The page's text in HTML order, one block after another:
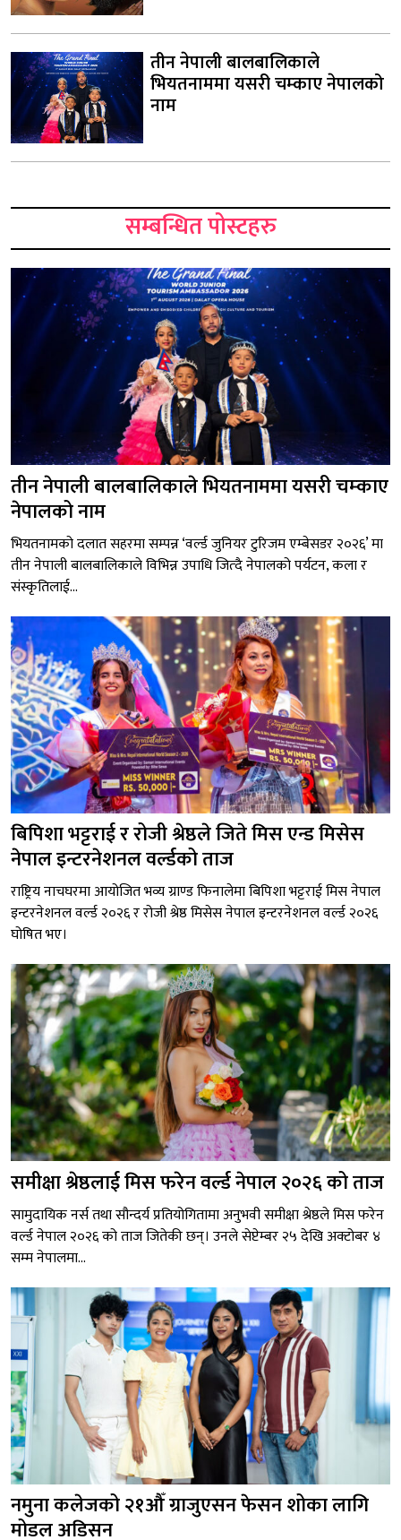
तीन नेपाली बालबालिकाले
भियतनाममा यसरी चम्काए नेपालको
नाम
सम्बन्धित पोस्टहरु
तीन नेपाली बालबालिकाले भियतनाममा यसरी चम्काए
नेपालको नाम
भियतनामको दलात सहरमा सम्पन्न ‘वर्ल्ड जुनियर टुरिजम एम्बेसडर २०२६’ मा
तीन नेपाली बालबालिकाले विभिन्न उपाधि जित्दै नेपालको पर्यटन, कला र
संस्कृतिलाई...
बिपिशा भट्टराई र रोजी श्रेष्ठले जिते मिस एन्ड मिसेस
नेपाल इन्टरनेशनल वर्ल्डको ताज
राष्ट्रिय नाचघरमा आयोजित भव्य ग्राण्ड फिनालेमा बिपिशा भट्टराई मिस नेपाल
इन्टरनेशनल वर्ल्ड २०२६ र रोजी श्रेष्ठ मिसेस नेपाल इन्टरनेशनल वर्ल्ड २०२६
घोषित भए।
समीक्षा श्रेष्ठलाई मिस फरेन वर्ल्ड नेपाल २०२६ को ताज
सामुदायिक नर्स तथा सौन्दर्य प्रतियोगितामा अनुभवी समीक्षा श्रेष्ठले मिस फरेन
वर्ल्ड नेपाल २०२६ को ताज जितेकी छन्। उनले सेप्टेम्बर २५ देखि अक्टोबर ४
सम्म नेपालमा...
नमुना कलेजको २१औँ ग्राजुएसन फेसन शोका लागि
मोडल अडिसन